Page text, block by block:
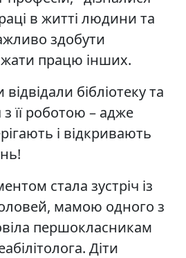
в житті людини та
здобути
працю інших.
бібліотеку та
її роботою – адже
і відкривають
стала зустріч із
мамою одного з
першокласникам
Діти